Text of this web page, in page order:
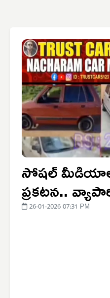
సోషల్
ప్రకటన..
26-01-2026 07:31 PM